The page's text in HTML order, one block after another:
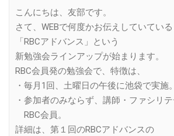
こんにちは、友部です。
さて、WEBで何度かお伝えしていている
「RBCアドバンス」という
新勉強会ラインアップが始まります。
RBC会員発の勉強会で、特徴は、
・毎月1回、土曜日の午後に池袋で実施。
・参加者のみならず、講師・ファシリ
RBC会員。
詳細は、第１回のRBCアドバンスの